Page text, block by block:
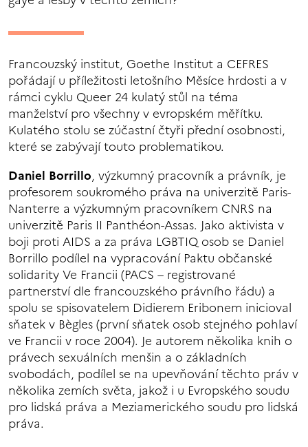
Francouzský institut, Goethe Institut a CEFRES
pořádají u příležitosti letošního Měsíce hrdosti a v
rámci cyklu Queer 24 kulatý stůl na téma
manželství pro všechny v evropském měřítku.
Kulatého stolu se zúčastní čtyři přední osobnosti,
které se zabývají touto problematikou.
Daniel Borrillo, výzkumný pracovník a právník, je
profesorem soukromého práva na univerzitě Paris-
Nanterre a výzkumným pracovníkem CNRS na
univerzitě Paris II Panthéon-Assas. Jako aktivista v
boji proti AIDS a za práva LGBTIQ osob se Daniel
Borrillo podílel na vypracování Paktu občanské
solidarity Ve Francii (PACS – registrované
partnerství dle francouzského právního řádu) a
spolu se spisovatelem Didierem Eribonem inicioval
sňatek v Bègles (první sňatek osob stejného pohlaví
ve Francii v roce 2004). Je autorem několika knih o
právech sexuálních menšin a o základních
svobodách, podílel se na upevňování těchto práv v
několika zemích světa, jakož i u Evropského soudu
pro lidská práva a Meziamerického soudu pro lidská
práva.